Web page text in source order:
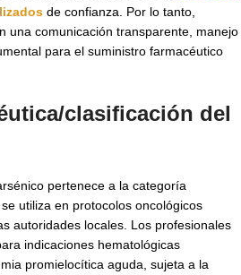
de confianza. Por lo tanto,
una comunicación transparente, manejo
para el suministro farmacéutico
clasificación del
pertenece a la categoría
utiliza en protocolos oncológicos
autoridades locales. Los profesionales
indicaciones hematológicas
promielocítica aguda, sujeta a la